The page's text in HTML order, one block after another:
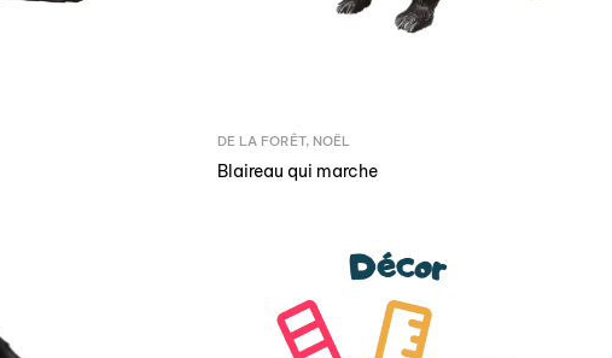
DE LA FORÊT, NOËL
Blaireau qui marche